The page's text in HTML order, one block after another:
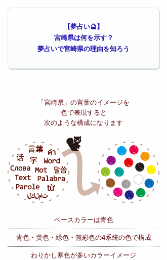
【夢占い🔮】
宮崎県は何を示す？
夢占いで宮崎県の理由を知ろう
「宮崎県」の言葉のイメージを
色で表現すると
次のような構成になります
ベースカラーは青色
青色・黄色・緑色・無彩色の4系統の色で構成
わりかし寒色が多いカラーイメージ